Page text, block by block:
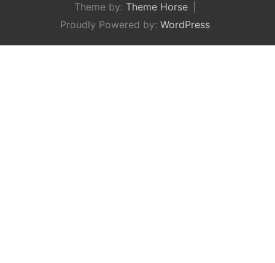
Theme by: Theme Horse
Proudly Powered by: WordPress